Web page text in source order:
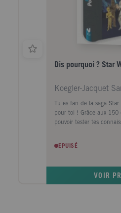
Dis pourquoi ? Star
Koegler-Jacquet
Tu es fan de la saga
pour toi ! Grâce aux
pouvoir tester tes
saga Star Wars ? Qui est
Qui est Watto ?
EPUISÉ
VOIR